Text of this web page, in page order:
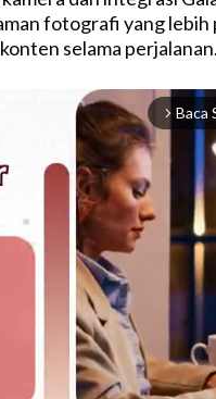
fotografi yang lebih
selama perjalanan.
arrow_forward_ios Baca